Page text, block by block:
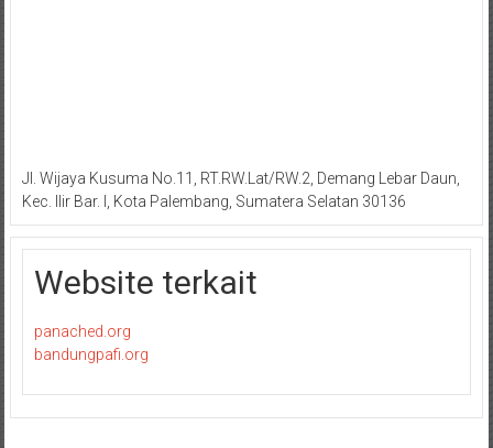
Jl. Wijaya Kusuma No.11, RT.RW.Lat/RW.2, Demang Lebar Daun,
Kec. Ilir Bar. I, Kota Palembang, Sumatera Selatan 30136
Website terkait
panached.org
bandungpafi.org